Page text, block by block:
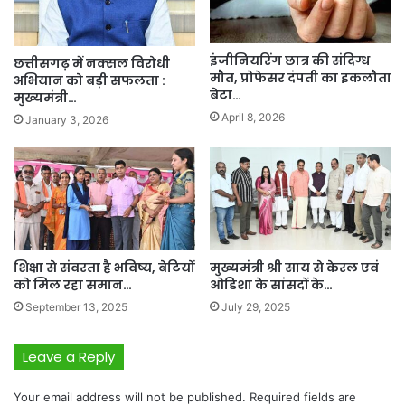
छत्तीसगढ़ में नक्सल विरोधी
अभियान को बड़ी सफलता :
मुख्यमंत्री…
January 3, 2026
इंजीनियरिंग छात्र की संदिग्ध
मौत, प्रोफेसर दंपती का इकलौता
बेटा…
April 8, 2026
शिक्षा से संवरता है भविष्य, बेटियों
को मिल रहा समान…
September 13, 2025
मुख्यमंत्री श्री साय से केरल एवं
ओडिशा के सांसदों के…
July 29, 2025
Leave a Reply
Your email address will not be published. Required fields are